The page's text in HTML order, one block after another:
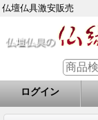
仏壇仏具激安販売
ログイン